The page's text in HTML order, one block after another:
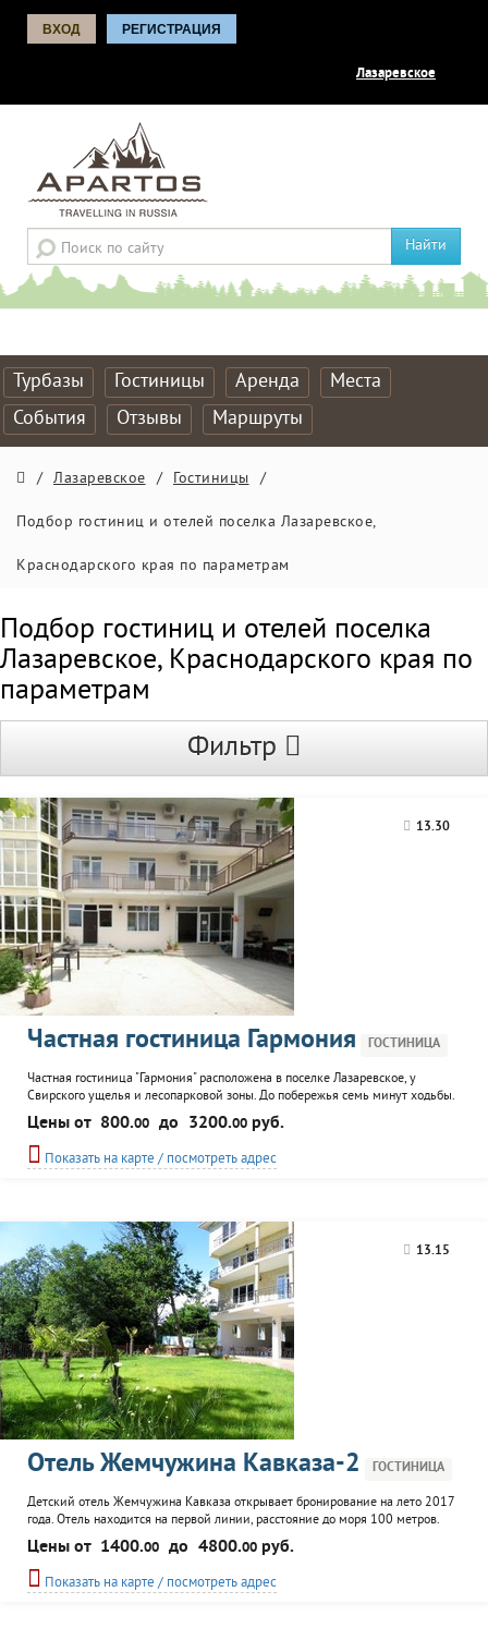
ВХОД РЕГИСТРАЦИЯ
Лазаревское
Найти
Турбазы Гостиницы Аренда
Места
События
Отзывы Маршруты
/ Лазаревское / Гостиницы /
Подбор гостиниц и отелей поселка Лазаревское,
Краснодарского края по параметрам
Подбор гостиниц и отелей поселка
Лазаревское, Краснодарского края по
параметрам
Фильтр
13.30
Частная гостиница Гармония ГОСТИНИЦА
Частная гостиница "Гармония" расположена в поселке Лазаревское, у
Свирского ущелья и лесопарковой зоны. До побережья семь минут ходьбы.
Комфортабельные номера, спутниковое TV, Wi-Fi, на каждом этаже доска
для глажки и утюг, термопоты и кулеры. Перед зданием гостиницы -
открытый бассейн. Вокруг - садик с беседками для отдыха. Автостоянка во
дворе. Трансфер.
Цены от 800.00 до 3200.00 руб.
Показать на карте / посмотреть адрес
13.15
Отель Жемчужина Кавказа-2 ГОСТИНИЦА
Детский отель Жемчужина Кавказа открывает бронирование на лето 2017
года. Отель находится на первой линии, расстояние до моря 100 метров.
Собственный пляж отеля оборудован навесами от солнца, зонтиками и
шезлонгами. Для детей предумотрена детская комната с воспитателем и
анимационнными программами, детская площадка, батуты, настольный
теннис, гигантский конструктор. Подогреваемый бассейн имеет...
Цены от 1400.00 до 4800.00 руб.
Показать на карте / посмотреть адрес